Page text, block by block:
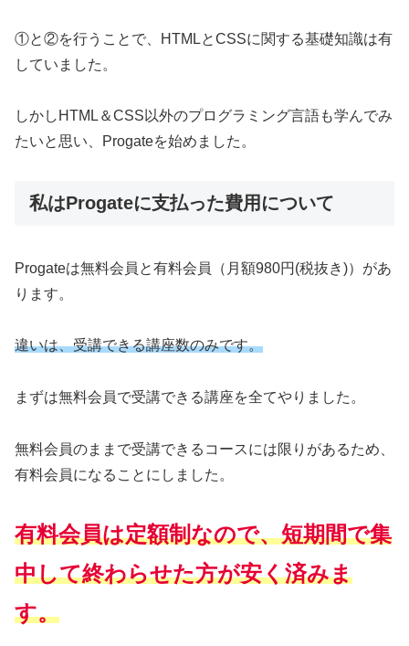
①と②を行うことで、HTMLとCSSに関する基礎知識は有
していました。
しかしHTML＆CSS以外のプログラミング言語も学んでみ
たいと思い、Progateを始めました。
私はProgateに支払った費用について
Progateは無料会員と有料会員（月額980円(税抜き)）があ
ります。
違いは、受講できる講座数のみです。
まずは無料会員で受講できる講座を全てやりました。
無料会員のままで受講できるコースには限りがあるため、
有料会員になることにしました。
有料会員は定額制なので、短期間で集
中して終わらせた方が安く済みま
す。